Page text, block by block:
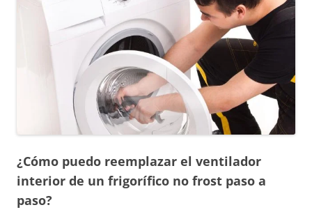
¿Cómo puedo reemplazar el ventilador
interior de un frigorífico no frost paso a
paso?